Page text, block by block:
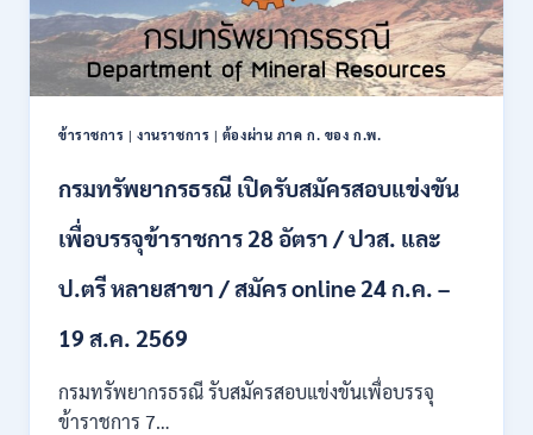
ปวช.
ปวส.
ป.ตรี
หลาย
/
ต้อง
ภาค
ของ
/
เดือน
18150
ข้าราชการ |งานราชการ | ต้องผ่าน ภาค ก. ของ ก.พ.
กรมทรัพยากรธรณี เปิดรับสมัครสอบแข่งขัน
เพื่อบรรจุข้าราชการ 28 อัตรา / ปวส. และ
ป.ตรี หลายสาขา / สมัคร online 24 ก.ค. –
19 ส.ค. 2569
กรมทรัพยากรธรณี รับสมัครสอบแข่งขันเพื่อบรรจุ
ข้าราชการ 7…